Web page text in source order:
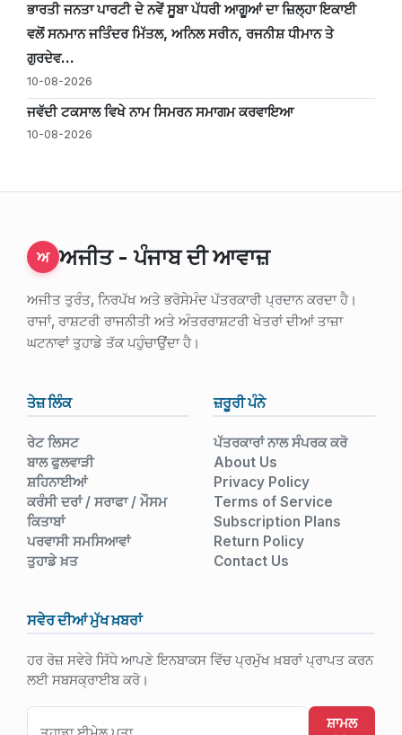
ਭਾਰਤੀ ਜਨਤਾ ਪਾਰਟੀ ਦੇ ਨਵੇਂ ਸੂਬਾ ਪੱਧਰੀ ਆਗੂਆਂ ਦਾ ਜ਼ਿਲ੍ਹਾ ਇਕਾਈ
ਵਲੋਂ ਸਨਮਾਨ ਜਤਿੰਦਰ ਮਿੱਤਲ, ਅਨਿਲ ਸਰੀਨ, ਰਜਨੀਸ਼ ਧੀਮਾਨ ਤੇ
ਗੁਰਦੇਵ...
10-08-2026
ਜਵੱਦੀ ਟਕਸਾਲ ਵਿਖੇ ਨਾਮ ਸਿਮਰਨ ਸਮਾਗਮ ਕਰਵਾਇਆ
10-08-2026
ਅ ਅਜੀਤ - ਪੰਜਾਬ ਦੀ ਆਵਾਜ਼
ਅਜੀਤ ਤੁਰੰਤ, ਨਿਰਪੱਖ ਅਤੇ ਭਰੋਸੇਮੰਦ ਪੱਤਰਕਾਰੀ ਪ੍ਰਦਾਨ ਕਰਦਾ ਹੈ।
ਰਾਜਾਂ, ਰਾਸ਼ਟਰੀ ਰਾਜਨੀਤੀ ਅਤੇ ਅੰਤਰਰਾਸ਼ਟਰੀ ਖੇਤਰਾਂ ਦੀਆਂ ਤਾਜ਼ਾ
ਘਟਨਾਵਾਂ ਤੁਹਾਡੇ ਤੱਕ ਪਹੁੰਚਾਉਂਦਾ ਹੈ।
ਤੇਜ਼ ਲਿੰਕ
ਰੇਟ ਲਿਸਟ
ਬਾਲ ਫੁਲਵਾੜੀ
ਸ਼ਹਿਨਾਈਆਂ
ਕਰੰਸੀ ਦਰਾਂ / ਸਰਾਫਾ / ਮੌਸਮ
ਕਿਤਾਬਾਂ
ਪਰਵਾਸੀ ਸਮਸਿਆਵਾਂ
ਤੁਹਾਡੇ ਖ਼ਤ
ਜ਼ਰੂਰੀ ਪੰਨੇ
ਪੱਤਰਕਾਰਾਂ ਨਾਲ ਸੰਪਰਕ ਕਰੋ
About Us
Privacy Policy
Terms of Service
Subscription Plans
Return Policy
Contact Us
ਸਵੇਰ ਦੀਆਂ ਮੁੱਖ ਖ਼ਬਰਾਂ
ਹਰ ਰੋਜ਼ ਸਵੇਰੇ ਸਿੱਧੇ ਆਪਣੇ ਇਨਬਾਕਸ ਵਿੱਚ ਪ੍ਰਮੁੱਖ ਖ਼ਬਰਾਂ ਪ੍ਰਾਪਤ ਕਰਨ
ਲਈ ਸਬਸਕ੍ਰਾਈਬ ਕਰੋ।
ਸ਼ਾਮਲ